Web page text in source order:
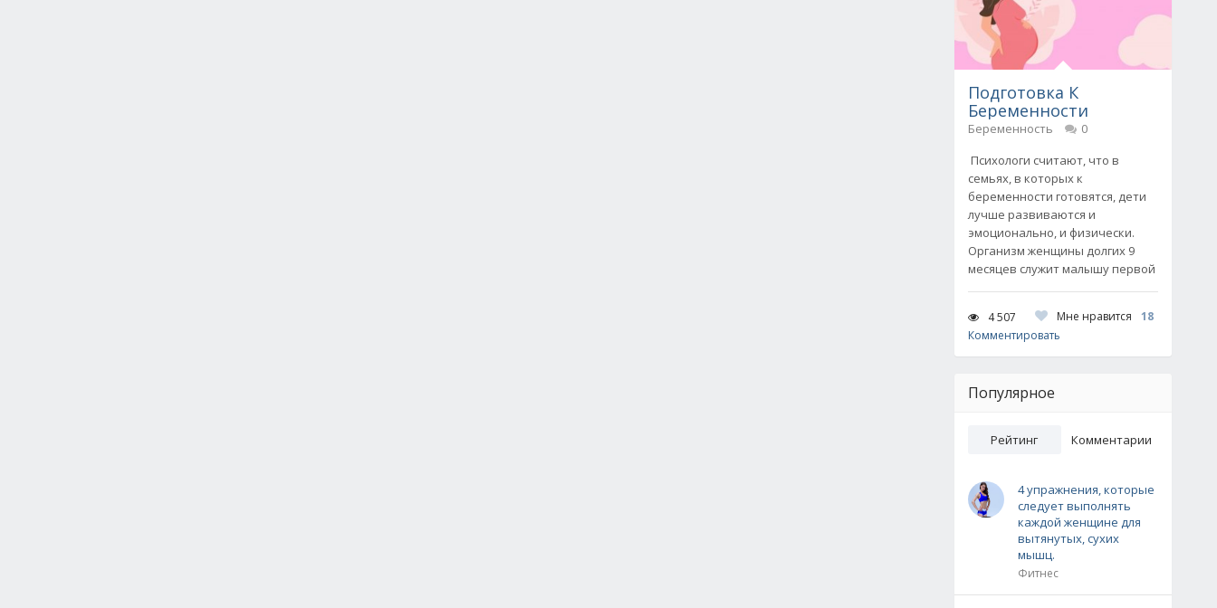
Подготовка К
Беременности
Беременность
0
Психологи считают, что в
семьях, в которых к
беременности готовятся, дети
лучше развиваются и
эмоционально, и физически.
Организм женщины долгих 9
месяцев служит малышу первой
4 507 Мне нравится
18
Комментировать
Популярное
Рейтинг Комментарии
4 упражнения, которые
следует выполнять
каждой женщине для
вытянутых, сухих
мышц.
Фитнес